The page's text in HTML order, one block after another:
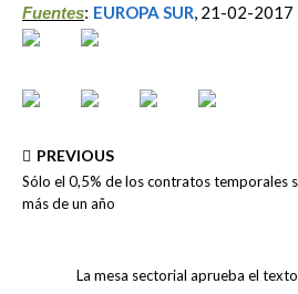
Fuentes: EUROPA SUR, 21-02-2017
PREVIOUS
Sólo el 0,5% de los contratos temporales
más de un año
La mesa sectorial aprueba el